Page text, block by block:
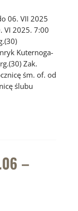
06. VII 2025
VI 2025. 7:00
Kuternoga-
Zak.
śm. of. od
ślubu
–